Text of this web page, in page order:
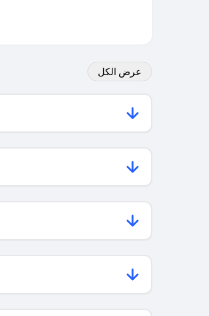
عرض الكل